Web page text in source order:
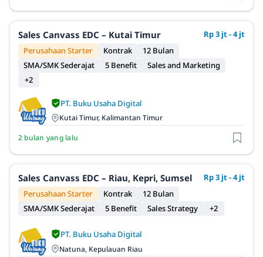
Sales Canvass EDC – Kutai Timur
Rp 3 jt - 4 jt
Perusahaan Starter
Kontrak
12 Bulan
SMA/SMK Sederajat
5 Benefit
Sales and Marketing
+2
PT. Buku Usaha Digital
Kutai Timur, Kalimantan Timur
2 bulan yang lalu
Sales Canvass EDC – Riau, Kepri, Sumsel
Rp 3 jt - 4 jt
Perusahaan Starter
Kontrak
12 Bulan
SMA/SMK Sederajat
5 Benefit Sales Strategy +2
PT. Buku Usaha Digital
Natuna, Kepulauan Riau